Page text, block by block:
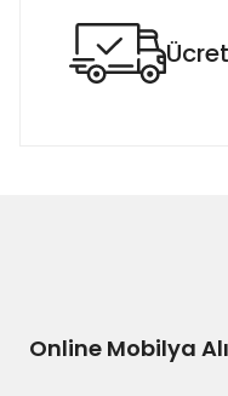
Ürün bilgilerinde
Ürün fiyatı diğer
Online Mobilya